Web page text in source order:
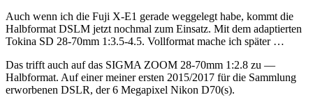
Auch wenn ich die Fuji X-E1 gerade weggelegt habe, kommt die
Halbformat DSLM jetzt nochmal zum Einsatz. Mit dem adaptierten
Tokina SD 28-70mm 1:3.5-4.5. Vollformat mache ich später …
Das trifft auch auf das SIGMA ZOOM 28-70mm 1:2.8 zu —
Halbformat. Auf einer meiner ersten 2015/2017 für die Sammlung
erworbenen DSLR, der 6 Megapixel Nikon D70(s).